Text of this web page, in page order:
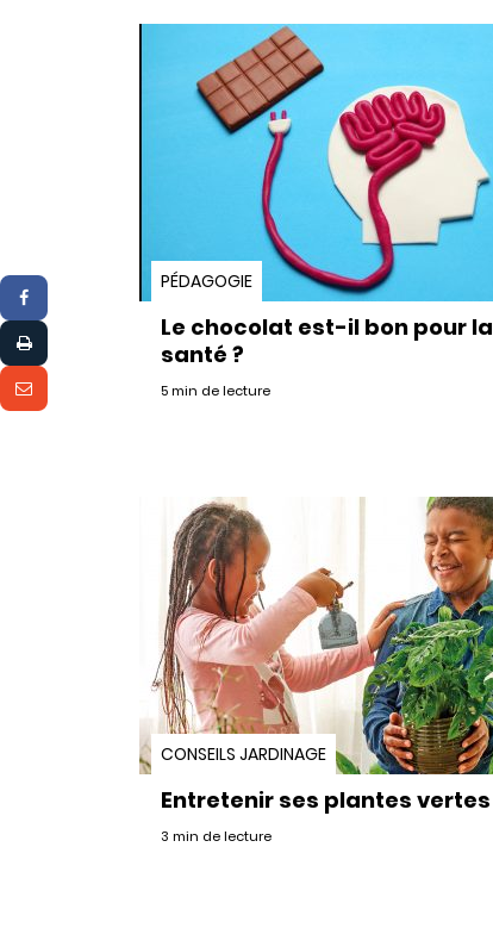
PÉDAGOGIE
Le chocolat est-il bon pour la
santé ?
5 min de lecture
CONSEILS JARDINAGE
Entretenir ses plantes vertes
3 min de lecture